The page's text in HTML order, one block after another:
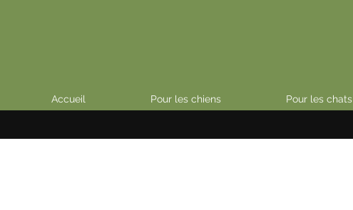
Accueil Pour les chiens Pour les chats